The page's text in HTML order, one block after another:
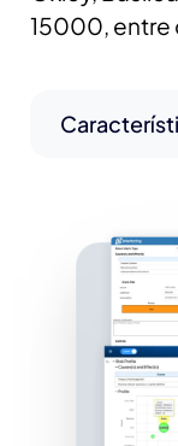
15000, entre